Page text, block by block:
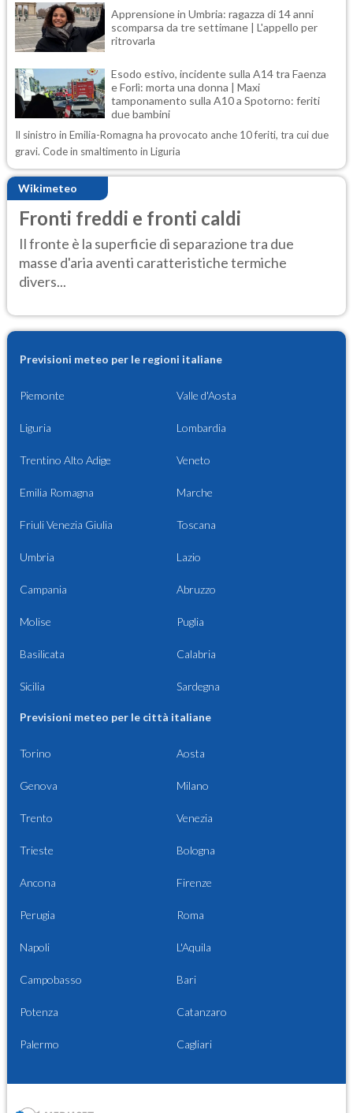
Apprensione in Umbria: ragazza di 14 anni
scomparsa da tre settimane | L'appello per
ritrovarla
Esodo estivo, incidente sulla A14 tra Faenza
e Forlì: morta una donna | Maxi
tamponamento sulla A10 a Spotorno: feriti
due bambini
Il sinistro in Emilia-Romagna ha provocato anche 10 feriti, tra cui due
gravi. Code in smaltimento in Liguria
Wikimeteo
Fronti freddi e fronti caldi
Il fronte è la superficie di separazione tra due
masse d'aria aventi caratteristiche termiche
divers...
Previsioni meteo per le regioni italiane
Piemonte Valle d'Aosta
Liguria Lombardia
Trentino Alto Adige Veneto
Emilia Romagna Marche
Friuli Venezia Giulia Toscana
Umbria Lazio
Campania Abruzzo
Molise Puglia
Basilicata Calabria
Sicilia Sardegna
Previsioni meteo per le città italiane
Torino Aosta
Genova Milano
Trento Venezia
Trieste Bologna
Ancona Firenze
Perugia Roma
Napoli L'Aquila
Campobasso Bari
Potenza Catanzaro
Palermo Cagliari